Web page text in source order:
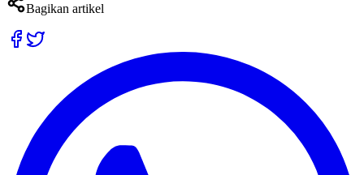
Bagikan artikel